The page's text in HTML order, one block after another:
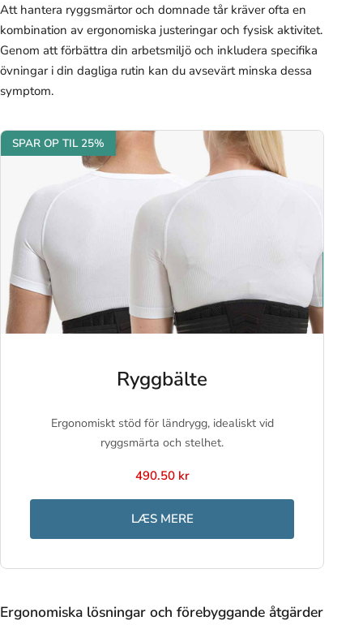
Att hantera ryggsmärtor och domnade tår kräver ofta en
kombination av ergonomiska justeringar och fysisk aktivitet.
Genom att förbättra din arbetsmiljö och inkludera specifika
övningar i din dagliga rutin kan du avsevärt minska dessa
symptom.
SPAR OP TIL 25%
Ryggbälte
Ergonomiskt stöd för ländrygg, idealiskt vid
ryggsmärta och stelhet.
490.50 kr
LÆS MERE
Ergonomiska lösningar och förebyggande åtgärder